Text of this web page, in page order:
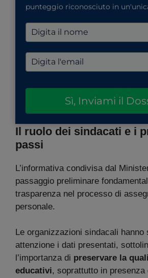
punteggio riconosciuto in
Sì, Inviami il
Il ruolo dei sindacati e i
passi
L’informativa condivisa dal
passaggio preliminare
trasparenza nel processo di
personale.
Le organizzazioni sindacali hanno
attenzione i dati presentati,
l’importanza di preservare la
educativi, soprattutto in presenza